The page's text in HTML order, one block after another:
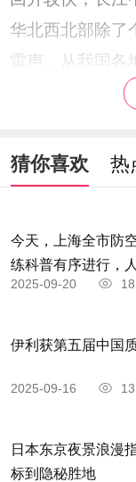
华北西北部除了
雷声。从我国各
雷”仅与我国南
猜你喜欢 热
今天，上海全市防
练科普有序进行，
人心”
2025-09-20
伊利获第五届中国
2025-09-16
日本东京夜景浪漫
标到隐秘胜地